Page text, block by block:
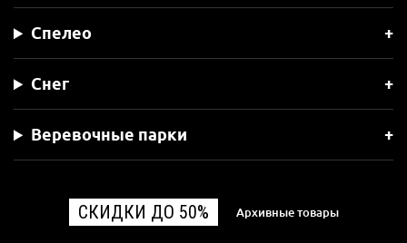
Спелео
Снег
Веревочные парки
СКИДКИ ДО 50% Архивные товары